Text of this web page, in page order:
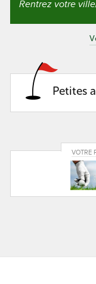
club
Petites
VOTRE